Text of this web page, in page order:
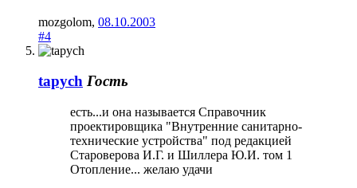
mozgolom, 08.10.2003
#4
tapych Гость
есть...и она называется Справочник
проектировщика "Внутренние санитарно-
технические устройства" под редакцией
Староверова И.Г. и Шиллера Ю.И. том 1
Отопление... желаю удачи